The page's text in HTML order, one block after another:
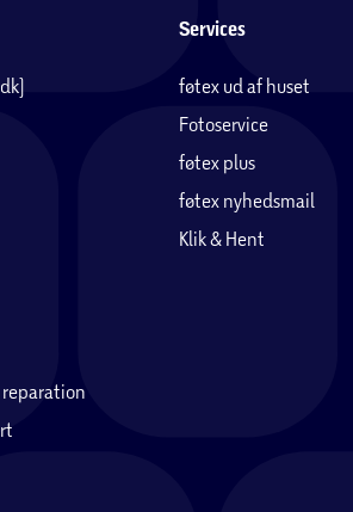
Services
føtex ud af huset
Fotoservice
føtex plus
føtex nyhedsmail
Klik & Hent